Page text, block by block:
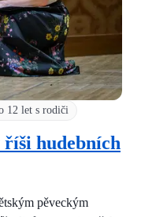
12 let s rodiči
hudebních
pěveckým